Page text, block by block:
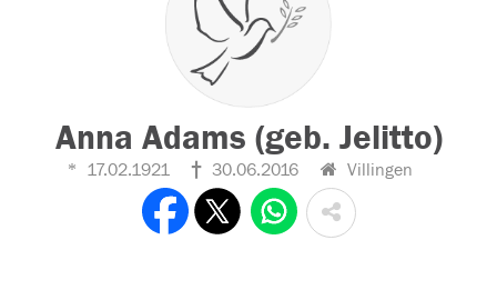
Anna Adams (geb. Jelitto)
17.02.1921 30.06.2016 Villingen